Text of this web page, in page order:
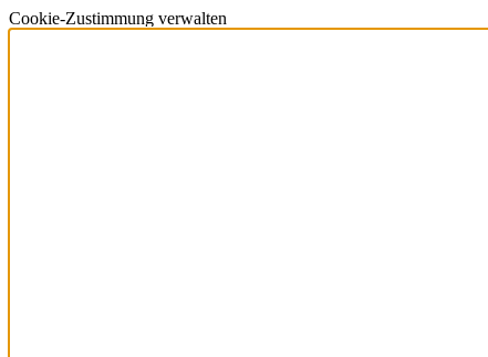
Cookie-Zustimmung verwalten